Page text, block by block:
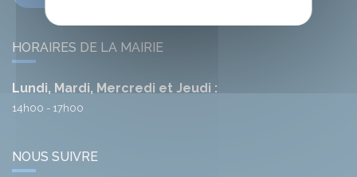
HORAIRES DE LA MAIRIE
Lundi, Mardi, Mercredi et Jeudi :
14h00 - 17h00
NOUS SUIVRE